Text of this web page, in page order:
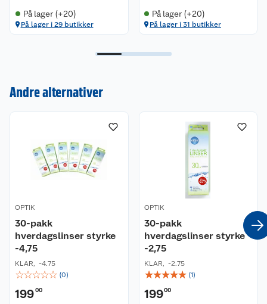
På lager (+20)
På lager i 29 butikker
På lager (+20)
På lager i 31 butikker
Andre alternativer
OPTIK
30-pakk
hverdagslinser styrke
-4,75
KLAR -4.75
☆☆☆☆☆ (0)
19900
OPTIK
30-pakk
hverdagslinser styrke
-2,75
KLAR -2.75
☆☆☆☆☆ (1)
19900
Våre butikker
Coop kjeder
Ledige stillinger
Bærekraft
Reklamasjon og garanti
Betalingsalternativer
Leveringsalternativer
Pakkesporing
Åpent kjøp
Coop medlem